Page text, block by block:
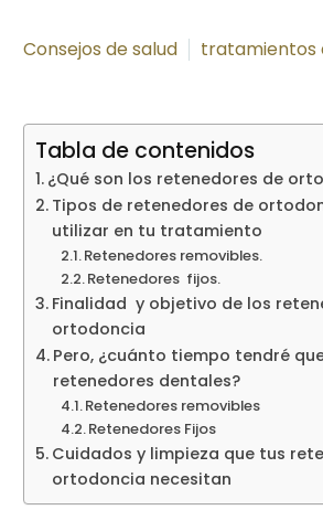
Consejos de salud tratamientos
Tabla de contenidos
¿Qué son los retenedores de
Tipos de retenedores de
utilizar en tu tratamiento
Retenedores removibles.
Retenedores fijos.
Finalidad y objetivo de los
ortodoncia
Pero, ¿cuánto tiempo tendré
retenedores dentales?
Retenedores removibles
Retenedores Fijos
Cuidados y limpieza que tus
ortodoncia necesitan